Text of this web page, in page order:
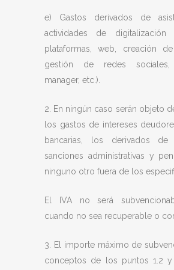
e) Gastos derivados de
actividades de digitalización
plataformas, web, creación de
gestión de redes sociales,
manager, etc.).
2. En ningún caso serán objeto
los gastos de intereses
bancarias, los derivados
sanciones administrativas y
ninguno otro fuera de los
El IVA no será
cuando no sea recuperable o
3. El importe máximo de
conceptos de los puntos 1.2 y